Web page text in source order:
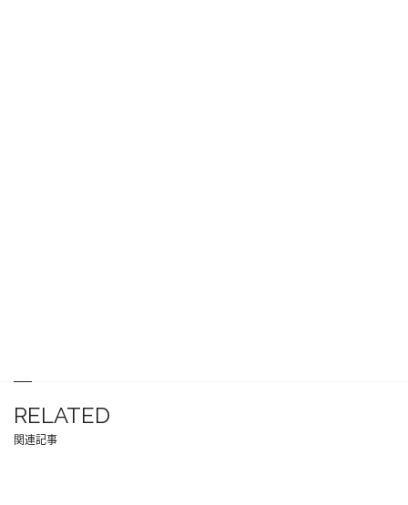
RELATED
関連記事